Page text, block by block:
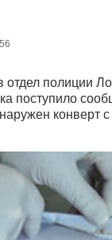
отдел полиции
поступило
конверт с